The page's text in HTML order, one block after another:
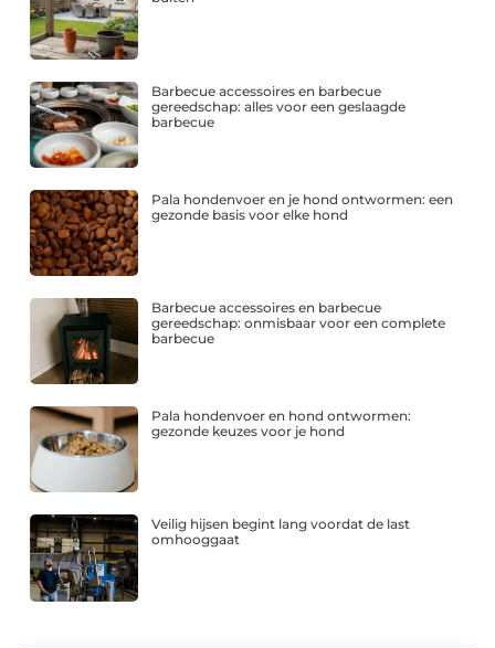
Barbecue accessoires en barbecue
gereedschap: alles voor een geslaagde
barbecue
Pala hondenvoer en je hond ontwormen: een
gezonde basis voor elke hond
Barbecue accessoires en barbecue
gereedschap: onmisbaar voor een complete
barbecue
Pala hondenvoer en hond ontwormen:
gezonde keuzes voor je hond
Veilig hijsen begint lang voordat de last
omhooggaat